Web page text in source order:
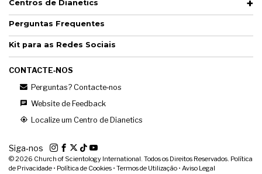
Centros de Dianetics
Perguntas Frequentes
Kit para as Redes Sociais
CONTACTE‑NOS
Perguntas? Contacte‑nos
Website de Feedback
Localize um Centro de Dianetics
Siga‑nos
© 2026 Church of Scientology International. Todos os Direitos Reservados. Política
de Privacidade • Política de Cookies • Termos de Utilização • Aviso Legal